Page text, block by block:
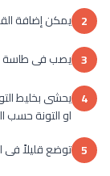
2 يمكن إضافة
3 يصب فى طاسة
4 يحشى بخليط
او التونة حسب
5 توضع قليلاً فى